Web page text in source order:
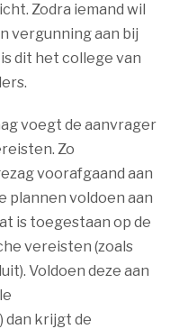
Zodra iemand wil
vergunning aan bij
dit het college van
voegt de aanvrager
Zo
voorafgaand aan
plannen voldoen aan
is toegestaan op de
vereisten (zoals
Voldoen deze aan
krijgt de